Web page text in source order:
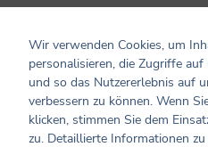
Altersempfehlung: ab 2
Seiten: 14
Format: 13 x 13
Cover: Pappe
Einband: mit Schieber und
Wir verwenden Cookies, um
personalisieren, die Zugriffe
und so das Nutzererlebnis auf
verbessern zu können. Wenn
klicken, stimmen Sie dem
zu. Detaillierte Informationen